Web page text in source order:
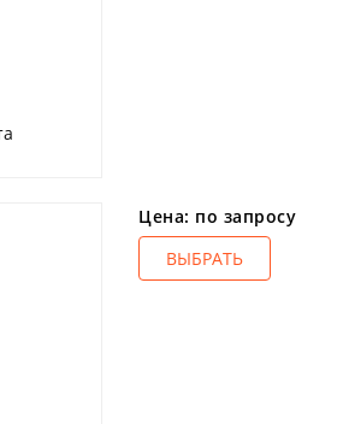
Цена: по запросу
ВЫБРАТЬ